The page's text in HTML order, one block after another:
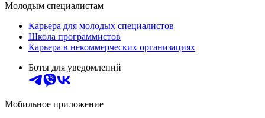
Молодым специалистам
Карьера для молодых специалистов
Школа программистов
Карьера в некоммерческих организациях
Боты для уведомлений
Мобильное приложение